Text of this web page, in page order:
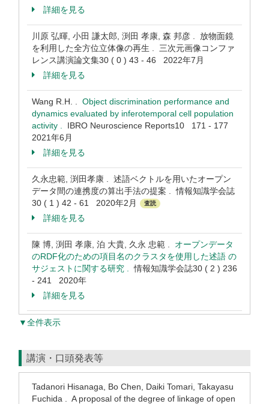
詳細を見る
川原 弘暉, 小田 謙太郎, 渕田 孝康, 森 邦彦 . 放物面鏡
を利用した全方位立体像の再生 . 三次元画像コンファ
レンス講演論文集30 ( 0 ) 43 - 46 2022年7月
詳細を見る
Wang R.H. . Object discrimination performance and
dynamics evaluated by inferotemporal cell population
activity . IBRO Neuroscience Reports10 171 - 177
2021年6月
詳細を見る
久永忠範, 渕田孝康 . 述語ベクトルを用いたオープン
データ間の連携度の算出手法の提案 . 情報知識学会誌
30 ( 1 ) 42 - 61 2020年2月
査読
詳細を見る
陳 博, 渕田 孝康, 泊 大貴, 久永 忠範 . オープンデータ
のRDF化のための項目名のクラスタを使用した述語 の
サジェストに関する研究 .情報知識学会誌30 ( 2 ) 236
- 241 2020年
詳細を見る
▼全件表示
講演・口頭発表等
Tadanori Hisanaga, Bo Chen, Daiki Tomari, Takayasu
Fuchida . A proposal of the degree of linkage of open